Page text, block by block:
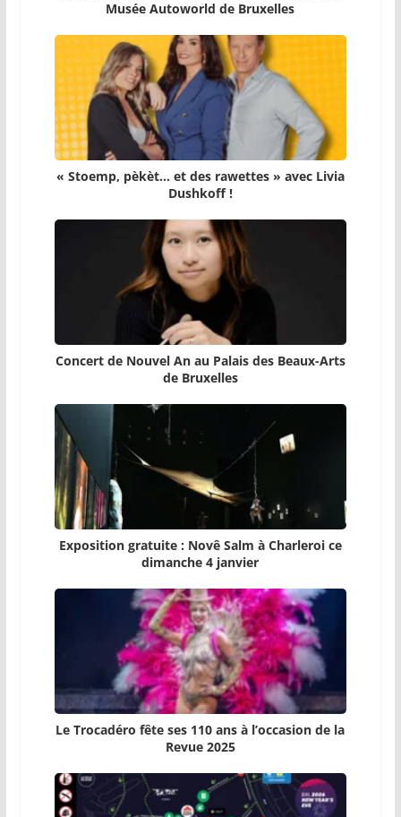
Musée Autoworld de Bruxelles
« Stoemp, pèkèt… et des rawettes » avec Livia
Dushkoff !
Concert de Nouvel An au Palais des Beaux-Arts
de Bruxelles
Exposition gratuite : Novê Salm à Charleroi ce
dimanche 4 janvier
Le Trocadéro fête ses 110 ans à l’occasion de la
Revue 2025